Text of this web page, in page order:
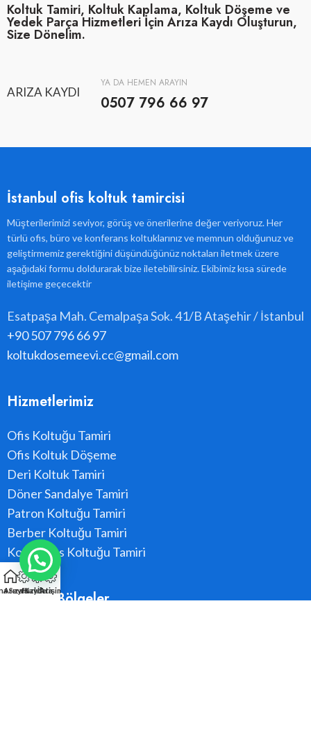
Koltuk Tamiri, Koltuk Kaplama, Koltuk Döşeme ve
Yedek Parça Hizmetleri İçin Arıza Kaydı Oluşturun,
Size Dönelim.
ARIZA KAYDI
YA DA HEMEN ARAYIN
0507 796 66 97
İstanbul ofis koltuk tamircisi
Müşterilerimizi seviyor, görüş ve önerilerine değer veriyoruz. Her
türlü ofis, büro ve konferans koltuklarınız ve memnun olduğunuz ve
geliştirmemiz gerektiğini düşündüğünüz noktaları iletmek üzere
aşağıdaki formu doldurarak bize iletebilirsiniz. Ekibimiz kısa sürede
iletişime geçecektir
Esatpaşa Mah. Cemalpaşa Sok. 41/B Ataşehir / İstanbul
+90 507 796 66 97
koltukdosemeevi.cc@gmail.com
Hizmetlerimiz
Ofis Koltuğu Tamiri
Ofis Koltuk Döşeme
Deri Koltuk Tamiri
Döner Sandalye Tamiri
Patron Koltuğu Tamiri
Berber Koltuğu Tamiri
Konferans Koltuğu Tamiri
Hizmet Bölgeler
Sayfa
Arıza Kaydı
Hızlı Ara
İletişim